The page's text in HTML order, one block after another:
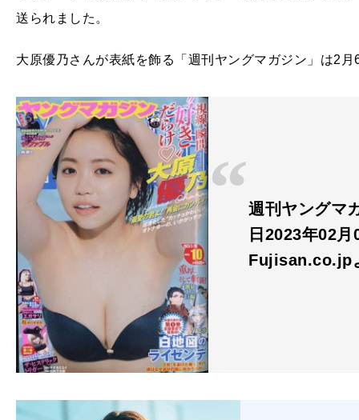
送られました。
大原優乃さんが表紙を飾る「週刊ヤングマガジン」は2月
週刊ヤングマ
日2023年02
Fujisan.co.jp